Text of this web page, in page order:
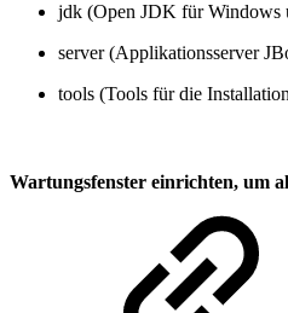
jdk (Open JDK für Windows
server (Applikationsserver
tools (Tools für die
Wartungsfenster einrichten, um